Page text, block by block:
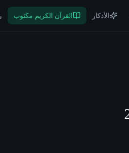
الأذكار القرآن الكريم مكتوب